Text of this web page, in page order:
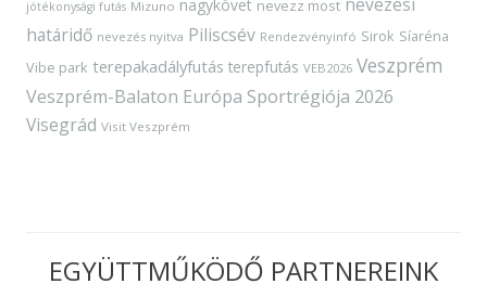
jótékonysági futás Mizuno nagykövet nevezz most
határidő nevezés nyitva Piliscsév Rendezvényinfó Sirok Síaréna
Vibe park terepakadályfutás terepfutás VEB2026 Veszprém
Veszprém-Balaton Európa Sportrégiója 2026
Visegrád Visit Veszprém
EGYÜTTMŰKÖDŐ PARTNEREINK